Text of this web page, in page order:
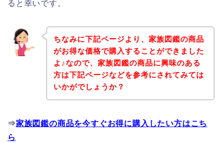
ると幸いです。
ちなみに下記ページより、家族図鑑の商品
がお得な価格で購入することができました
よ♪なので、家族図鑑の商品に興味のある
方は下記ページなどを参考にされてみては
いかがでしょうか？
⇒家族図鑑の商品を今すぐお得に購入したい方はこち
ら